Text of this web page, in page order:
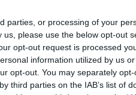
parties, or processing of your
please use the below opt-out
opt-out request is processed
information utilized by us
opt-out. You may separately
third parties on the IAB’s list of
5 min lukuaika
vuonna
– tarkistuslista